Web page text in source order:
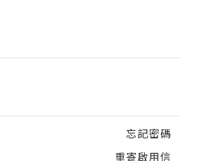
忘記密碼
重寄啟用信